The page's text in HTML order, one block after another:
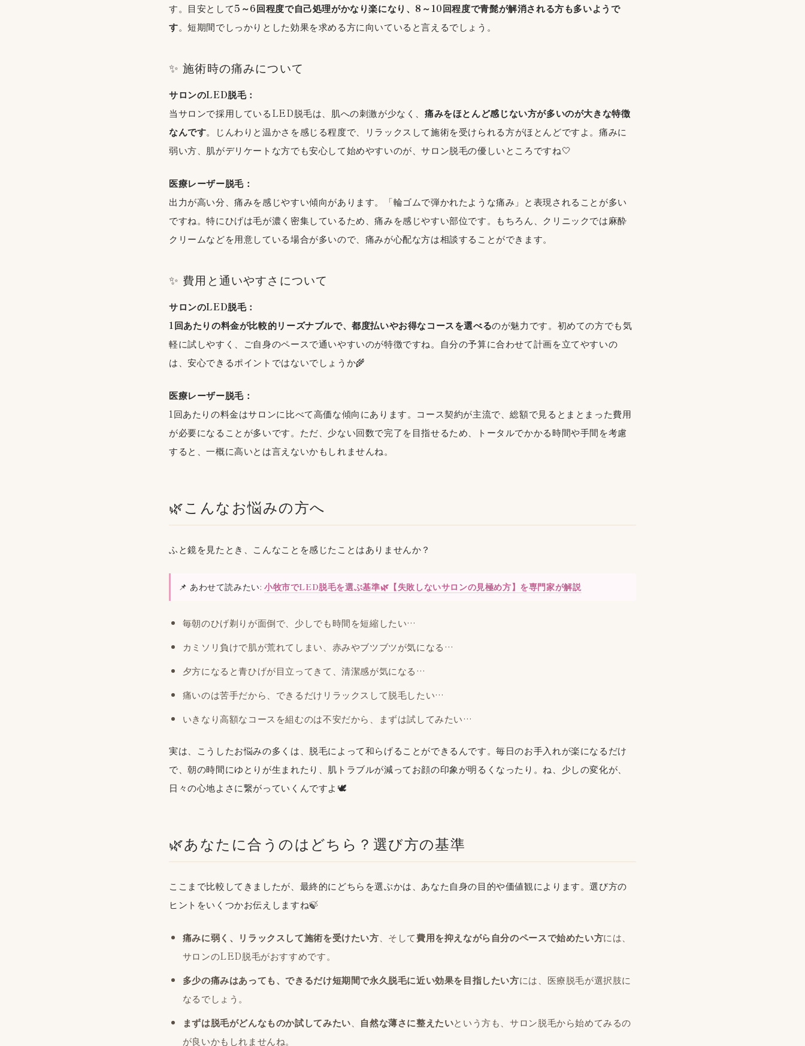
す。目安として5～6回程度で自己処理がかなり楽になり、8～10回程度で青髭が解消される方も多いようで
す。短期間でしっかりとした効果を求める方に向いていると言えるでしょう。
✨ 施術時の痛みについて
サロンのLED脱毛：
当サロンで採用しているLED脱毛は、肌への刺激が少なく、痛みをほとんど感じない方が多いのが大きな特徴
なんです。じんわりと温かさを感じる程度で、リラックスして施術を受けられる方がほとんどですよ。痛みに
弱い方、肌がデリケートな方でも安心して始めやすいのが、サロン脱毛の優しいところですね🤍
医療レーザー脱毛：
出力が高い分、痛みを感じやすい傾向があります。「輪ゴムで弾かれたような痛み」と表現されることが多い
ですね。特にひげは毛が濃く密集しているため、痛みを感じやすい部位です。もちろん、クリニックでは麻酔
クリームなどを用意している場合が多いので、痛みが心配な方は相談することができます。
✨ 費用と通いやすさについて
サロンのLED脱毛：
1回あたりの料金が比較的リーズナブルで、都度払いやお得なコースを選べるのが魅力です。初めての方でも気
軽に試しやすく、ご自身のペースで通いやすいのが特徴ですね。自分の予算に合わせて計画を立てやすいの
は、安心できるポイントではないでしょうか🌾
医療レーザー脱毛：
1回あたりの料金はサロンに比べて高価な傾向にあります。コース契約が主流で、総額で見るとまとまった費用
が必要になることが多いです。ただ、少ない回数で完了を目指せるため、トータルでかかる時間や手間を考慮
すると、一概に高いとは言えないかもしれませんね。
🌿こんなお悩みの方へ
ふと鏡を見たとき、こんなことを感じたことはありませんか？
📌 あわせて読みたい:小牧市でLED脱毛を選ぶ基準🌿【失敗しないサロンの見極め方】を専門家が解説
毎朝のひげ剃りが面倒で、少しでも時間を短縮したい…
カミソリ負けで肌が荒れてしまい、赤みやブツブツが気になる…
夕方になると青ひげが目立ってきて、清潔感が気になる…
痛いのは苦手だから、できるだけリラックスして脱毛したい…
いきなり高額なコースを組むのは不安だから、まずは試してみたい…
実は、こうしたお悩みの多くは、脱毛によって和らげることができるんです。毎日のお手入れが楽になるだけ
で、朝の時間にゆとりが生まれたり、肌トラブルが減ってお顔の印象が明るくなったり。ね、少しの変化が、
日々の心地よさに繋がっていくんですよ🕊️
🌿あなたに合うのはどちら？選び方の基準
ここまで比較してきましたが、最終的にどちらを選ぶかは、あなた自身の目的や価値観によります。選び方の
ヒントをいくつかお伝えしますね🍃
痛みに弱く、リラックスして施術を受けたい方 、そして費用を抑えながら自分のペースで始めたい方には、
サロンのLED脱毛がおすすめです。
多少の痛みはあっても、できるだけ短期間で永久脱毛に近い効果を目指したい方には、医療脱毛が選択肢に
なるでしょう。
まずは脱毛がどんなものか試してみたい
自然な薄さに整えたいという方も、サロン脱毛から始めてみるの
が良いかもしれませんね。